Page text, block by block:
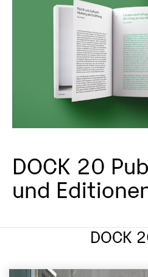
DOCK 20
und
DOCK